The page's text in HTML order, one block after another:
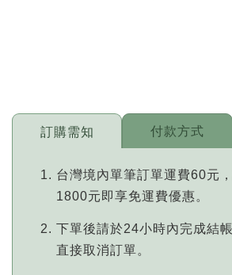
訂購需知
台灣境內單筆訂單運費60元
1800元即享免運費優惠。
下單後請於24小時內完成結
直接取消訂單。
付款方式